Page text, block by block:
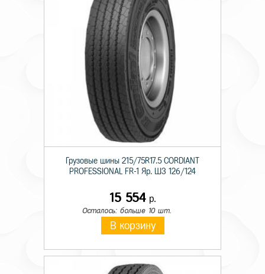
Грузовые шины 215/75R17.5 CORDIANT
PROFESSIONAL FR-1 Яр. ШЗ 126/124
15 554р.
Осталось: больше 10 шт.
В корзину